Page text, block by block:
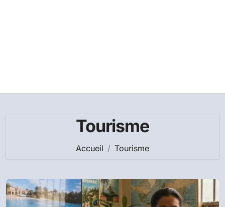
Tourisme
Accueil Tourisme